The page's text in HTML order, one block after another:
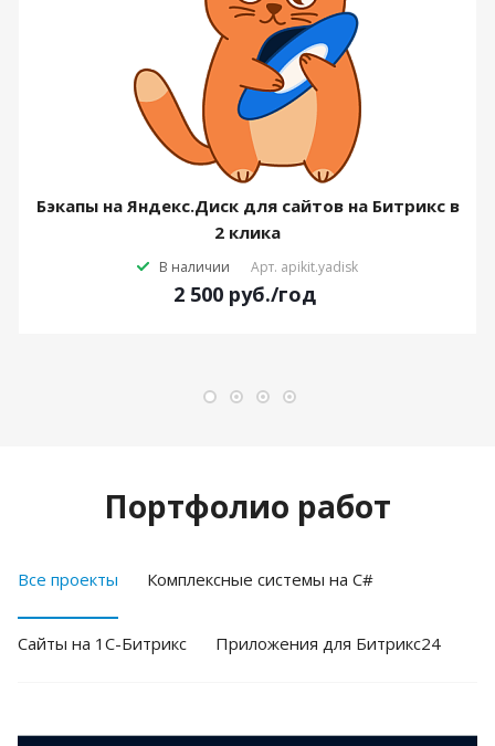
Бэкапы на Яндекс.Диск для сайтов на Битрикс в
2 клика
В наличии Арт. apikit.yadisk
2 500 руб./год
Портфолио работ
Все проекты Комплексные системы на C#
Cайты на 1С-Битрикс Приложения для Битрикс24